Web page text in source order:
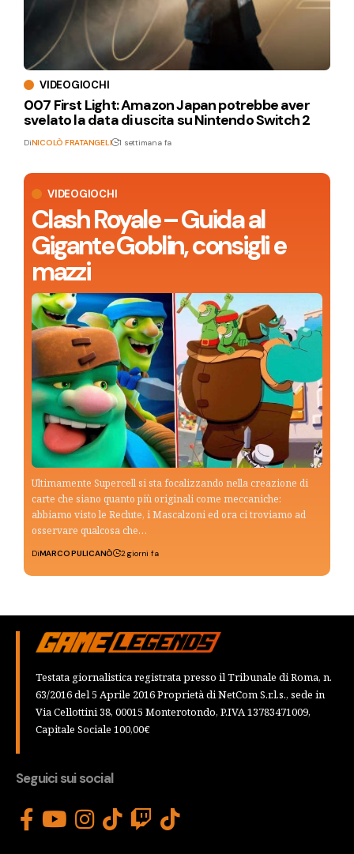
VIDEOGIOCHI
Clash Royale – Guida al
Gigante Goblin, consigli e
mazzi
Ultimamente Supercell si sta focalizzando nella creazione di
carte che siano quanto più originali come meccaniche:
abbiamo visto le Reclute, i Mascalzoni ed ora ci troviamo ad
osservare qualcosa che…
DiMARCO PULICANÒ 2 giorni fa
VIDEOGIOCHI
007 First Light: Amazon Japan potrebbe aver
svelato la data di uscita su Nintendo Switch 2
DiNICOLÒ FRATANGELI 1 settimana fa
Testata giornalistica registrata presso il Tribunale di Roma, n.
63/2016 del 5 Aprile 2016 Proprietà di NetCom S.r.l.s., sede in
Via Cellottini 38, 00015 Monterotondo, P.IVA 13783471009,
Capitale Sociale 100,00€
Seguici sui social